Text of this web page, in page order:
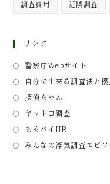
調査費用 近隣調査
リンク
警察庁Webサイト
自分で出来る調査法と
探偵ちゃん
ヤットコ調査
あるバイHR
みんなの浮気調査エピ